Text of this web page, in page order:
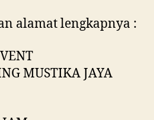
alamat lengkapnya :
MUSTIKA JAYA